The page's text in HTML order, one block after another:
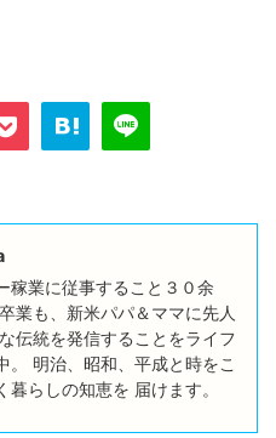
稼業に従事すること３０余
業も、新米パパ＆ママに先人
伝統を発信することをライフ
。 明治、昭和、平成と時をこ
暮らしの知恵を 届けます。